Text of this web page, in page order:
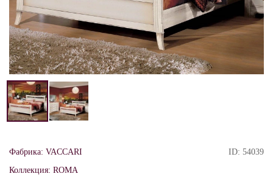
Фабрика: VACCARI
Коллекция: ROMA
ID: 54039